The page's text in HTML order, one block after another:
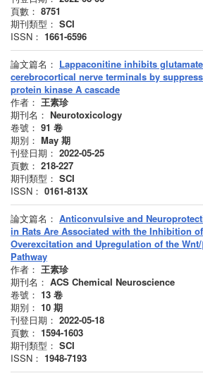
頁數： 8751
期刊類型： SCI
ISSN： 1661-6596
論文篇名： Lappaconitine inhibits
cerebrocortical nerve terminals by
protein kinase A cascade
作者： 王素珍
期刊名： Neurotoxicology
卷號： 91 卷
期別： May 期
刊登日期： 2022-05-25
頁數： 218-227
期刊類型： SCI
ISSN： 0161-813X
論文篇名： Anticonvulsive and
in Rats Are Associated with the Inhibition
Overexcitation and Upregulation of the
Pathway
作者： 王素珍
期刊名： ACS Chemical Neuroscience
卷號： 13 卷
期別： 10 期
刊登日期： 2022-05-18
頁數： 1594-1603
期刊類型： SCI
ISSN： 1948-7193